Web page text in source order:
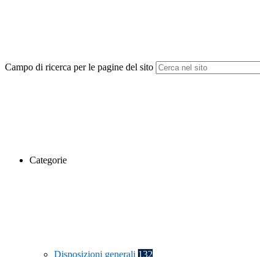
Campo di ricerca per le pagine del sito
Categorie
Disposizioni generali 132